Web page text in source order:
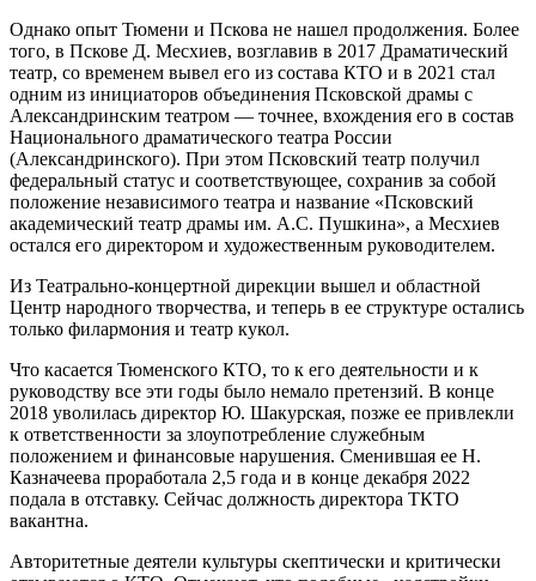
Однако опыт Тюмени и Пскова не нашел продолжения. Более
того, в Пскове Д. Месхиев, возглавив в 2017 Драматический
театр, со временем вывел его из состава КТО и в 2021 стал
одним из инициаторов объединения Псковской драмы с
Александринским театром — точнее, вхождения его в состав
Национального драматического театра России
(Александринского). При этом Псковский театр получил
федеральный статус и соответствующее, сохранив за собой
положение независимого театра и название «Псковский
академический театр драмы им. А.С. Пушкина», а Месхиев
остался его директором и художественным руководителем.
Из Театрально-концертной дирекции вышел и областной
Центр народного творчества, и теперь в ее структуре остались
только филармония и театр кукол.
Что касается Тюменского КТО, то к его деятельности и к
руководству все эти годы было немало претензий. В конце
2018 уволилась директор Ю. Шакурская, позже ее привлекли
к ответственности за злоупотребление служебным
положением и финансовые нарушения. Сменившая ее Н.
Казначеева проработала 2,5 года и в конце декабря 2022
подала в отставку. Сейчас должность директора ТКТО
вакантна.
Авторитетные деятели культуры скептически и критически